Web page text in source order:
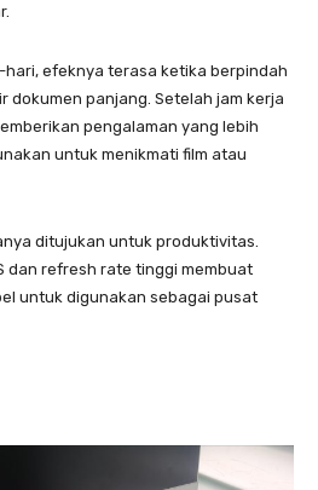
efeknya terasa ketika berpindah
dokumen panjang. Setelah jam kerja
pengalaman yang lebih
untuk menikmati film atau
ditujukan untuk produktivitas.
dan refresh rate tinggi membuat
untuk digunakan sebagai pusat